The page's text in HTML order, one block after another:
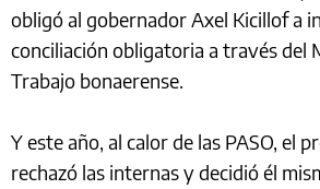
obligó al gobernador Axel Kicillof a
conciliación obligatoria a través del
Trabajo bonaerense.
Y este año, al calor de las PASO, el
rechazó las internas y decidió él